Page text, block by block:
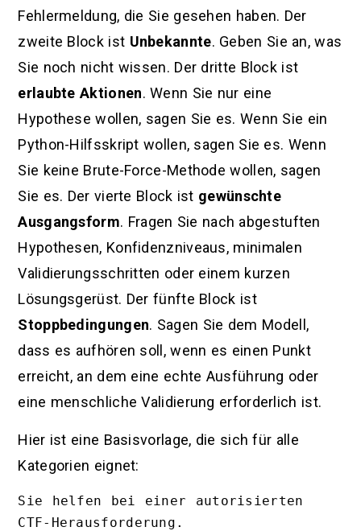
Fehlermeldung, die Sie gesehen haben. Der
zweite Block ist Unbekannte. Geben Sie an, was
Sie noch nicht wissen. Der dritte Block ist
erlaubte Aktionen. Wenn Sie nur eine
Hypothese wollen, sagen Sie es. Wenn Sie ein
Python-Hilfsskript wollen, sagen Sie es. Wenn
Sie keine Brute-Force-Methode wollen, sagen
Sie es. Der vierte Block ist gewünschte
Ausgangsform. Fragen Sie nach abgestuften
Hypothesen, Konfidenzniveaus, minimalen
Validierungsschritten oder einem kurzen
Lösungsgerüst. Der fünfte Block ist
Stoppbedingungen. Sagen Sie dem Modell,
dass es aufhören soll, wenn es einen Punkt
erreicht, an dem eine echte Ausführung oder
eine menschliche Validierung erforderlich ist.
Hier ist eine Basisvorlage, die sich für alle
Kategorien eignet:
Sie helfen bei einer autorisierten
CTF-Herausforderung.